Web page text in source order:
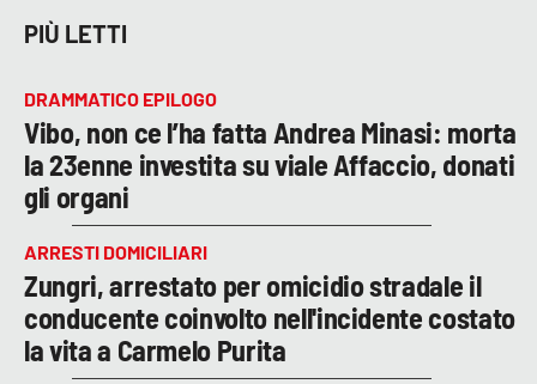
PIÙ LETTI
DRAMMATICO EPILOGO
Vibo, non ce l’ha fatta Andrea Minasi: morta
la 23enne investita su viale Affaccio, donati
gli organi
ARRESTI DOMICILIARI
Zungri, arrestato per omicidio stradale il
conducente coinvolto nell'incidente costato
la vita a Carmelo Purita